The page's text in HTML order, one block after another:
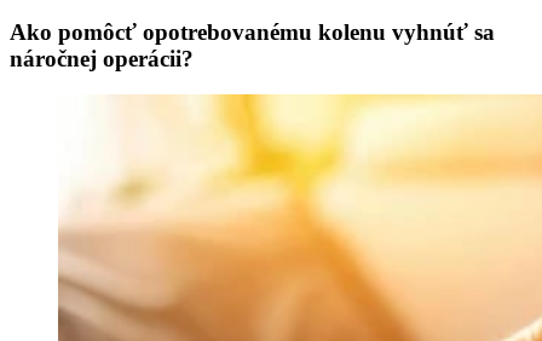
Ako pomôcť opotrebovanému kolenu vyhnúť sa
náročnej operácii?